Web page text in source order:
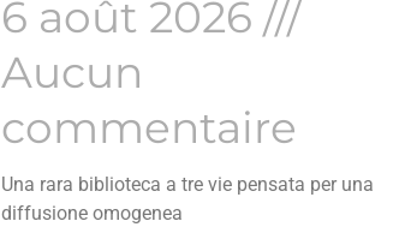
6 août 2026
Aucun
commentaire
Una rara biblioteca a tre vie pensata per una
diffusione omogenea